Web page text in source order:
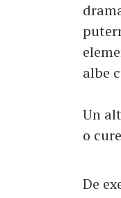
albe
Un
o
De